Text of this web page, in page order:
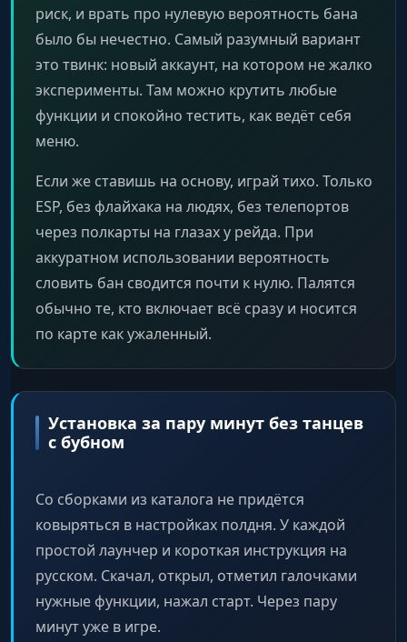
риск, и врать про нулевую вероятность бана
было бы нечестно. Самый разумный вариант
это твинк: новый аккаунт, на котором не жалко
эксперименты. Там можно крутить любые
функции и спокойно тестить, как ведёт себя
меню.
Если же ставишь на основу, играй тихо. Только
ESP, без флайхака на людях, без телепортов
через полкарты на глазах у рейда. При
аккуратном использовании вероятность
словить бан сводится почти к нулю. Палятся
обычно те, кто включает всё сразу и носится
по карте как ужаленный.
Установка за пару минут без танцев
с бубном
Со сборками из каталога не придётся
ковыряться в настройках полдня. У каждой
простой лаунчер и короткая инструкция на
русском. Скачал, открыл, отметил галочками
нужные функции, нажал старт. Через пару
минут уже в игре.